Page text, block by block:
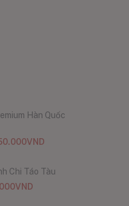
Hàn Quốc
VND
Chi Táo Tàu
VND